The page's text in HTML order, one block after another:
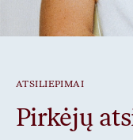
mityba bei sveikas
rekomenduojamos
Laukinis jūrinis
ATSILIEPIMAI
Pirkėjų